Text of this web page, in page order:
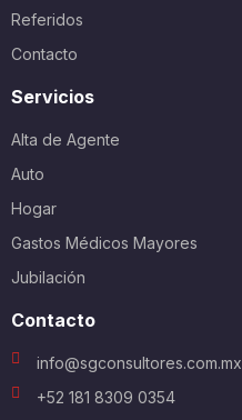
Referidos
Contacto
Servicios
Alta de Agente
Auto
Hogar
Gastos Médicos Mayores
Jubilación
Contacto
info@sgconsultores.com.mx
+52 181 8309 0354